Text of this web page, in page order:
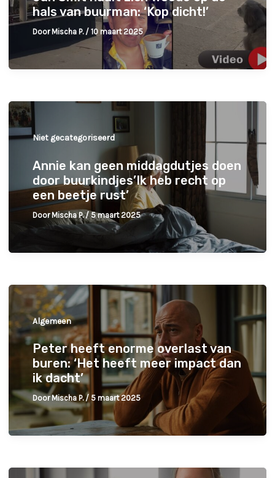
hals van buurman: ‘Kop dicht!’
Door Mischa P. /10 maart 2025
Niet gecategoriseerd
Annie kan geen middagdutjes doen
door buurkindjes’Ik heb recht op
een beetje rust’
DoorMischa P./5 maart 2025
Algemeen
Peter heeft enorme overlast van
buren: ‘Het heeft meer impact dan
ik dacht’
DoorMischa P./ 5 maart 2025